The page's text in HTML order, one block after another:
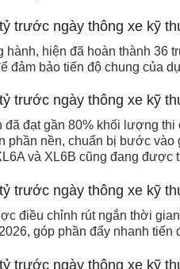
hiện đã hoàn thành 36
đảm bảo tiến độ chung của
đạt gần 80% khối lượng thi
nền, chuẩn bị bước vào
và XL6B cũng đang được
điều chỉnh rút ngắn thời
góp phần đẩy nhanh tiến